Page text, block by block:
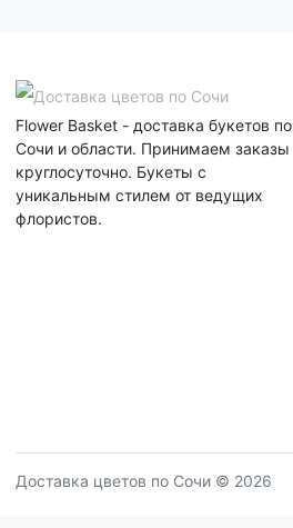
Flower Basket - доставка букетов по
Сочи и области. Принимаем заказы
круглосуточно. Букеты с
уникальным стилем от ведущих
флористов.
Доставка цветов по Сочи © 2026